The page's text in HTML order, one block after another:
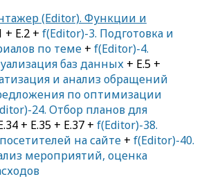
(Editor). Функции и
+ E.2 + f(Editor)-3. Подготовка и
по теме + f(Editor)-4.
баз данных + E.5 +
и анализ обращений
по оптимизации
24. Отбор планов для
+ E.35 + E.37 + f(Editor)-38.
на сайте + f(Editor)-40.
мероприятий, оценка